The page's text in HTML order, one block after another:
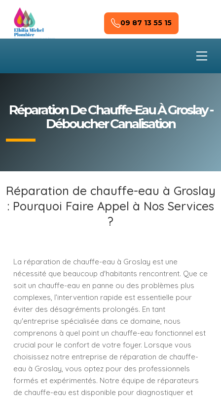
Skip to main content
09 87 13 55 15
Réparation De Chauffe-Eau À Groslay -
Déboucher Canalisation
Réparation de chauffe-eau à Groslay
: Pourquoi Faire Appel à Nos Services
?
La réparation de chauffe-eau à Groslay est une
nécessité que beaucoup d'habitants rencontrent. Que ce
soit un chauffe-eau en panne ou des problèmes plus
complexes, l’intervention rapide est essentielle pour
éviter des désagréments prolongés. En tant
qu'entreprise spécialisée dans ce domaine, nous
comprenons à quel point un chauffe-eau fonctionnel est
crucial pour le confort de votre foyer. Lorsque vous
choisissez notre entreprise de réparation de chauffe-
eau à Groslay, vous optez pour des professionnels
formés et expérimentés. Notre équipe de réparateurs
de chauffe-eau est disponible pour diagnostiquer et